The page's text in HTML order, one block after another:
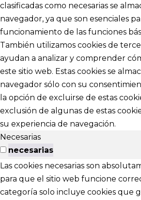
clasificadas como necesarias se
navegador, ya que son esenciales
funcionamiento de las funciones
También utilizamos cookies de
ayudan a analizar y comprender
este sitio web. Estas cookies se
navegador sólo con su
la opción de excluirse de estas
exclusión de algunas de estas
su experiencia de navegación.
Necesarias
necesarias
Las cookies necesarias son
para que el sitio web funcione
categoría solo incluye cookies que